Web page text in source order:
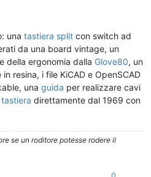
una tastiera split con switch ad
da una board vintage, un
della ergonomia dalla Glove80, un
resina, i file KiCAD e OpenSCAD
una guida per realizzare cavi
tastiera direttamente dal 1969 con
se un roditore potesse rodere il